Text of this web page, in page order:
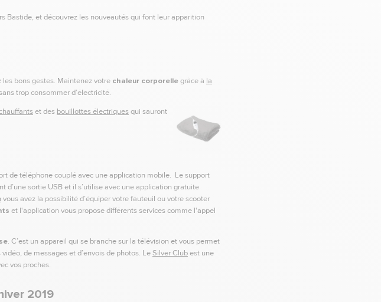
Bastide, et découvrez les nouveautés qui font leur apparition
les bons gestes. Maintenez votre chaleur corporellegrâce à la
trop consommer d’électricité.
et des bouillottes électriquesqui sauront
de téléphone couplé avec une application mobile. Le support
d’une sortie USB et il s’utilise avec une application gratuite
vous avez la possibilité d’équiper votre fauteuil ou votre scooter
et l'application vous propose différents services comme l'appel
. C’est un appareil qui se branche sur la télévision et vous permet
de messages et d’envois de photos. LeSilver Clubest une
vos proches.
2019